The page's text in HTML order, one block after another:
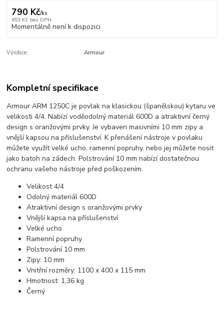
790 Kč/ks
653 Kč bez DPH
Momentálně není k dispozici
Výrobce: Armour
Kompletní specifikace
Armour ARM 1250C je povlak na klasickou (španělskou) kytaru ve
velikosti 4/4. Nabízí voděodolný materiál 600D a atraktivní černý
design s oranžovými prvky. Je vybaven masivními 10 mm zipy a
vnější kapsou na příslušenství. K přenášení nástroje v povlaku
můžete využít velké ucho, ramenní popruhy, nebo jej můžete nosit
jako batoh na zádech. Polstrování 10 mm nabízí dostatečnou
ochranu vašeho nástroje před poškozením.
Velikost 4/4
Odolný materiál 600D
Atraktivní design s oranžovými prvky
Vnější kapsa na příslušenství
Velké ucho
Ramenní popruhy
Polstrování 10 mm
Zipy: 10 mm
Vnitřní rozměry: 1100 x 400 x 115 mm
Hmotnost: 1,36 kg
Černý